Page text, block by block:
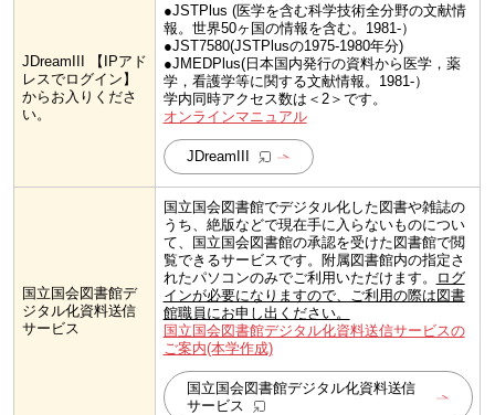
JDreamIII 【IPアド
レスでログイン】
からお入りくださ
い。
●JSTPlus (医学を含む科学技術全分野の文献情
報。世界50ヶ国の情報を含む。1981-）
●JST7580(JSTPlusの1975-1980年分)
●JMEDPlus(日本国内発行の資料から医学，薬
学，看護学等に関する文献情報。1981-）
学内同時アクセス数は＜2＞です。
オンラインマニュアル
JDreamIII
国立国会図書館デ
ジタル化資料送信
サービス
国立国会図書館でデジタル化した図書や雑誌の
うち、絶版などで現在手に入らないものについ
て、国立国会図書館の承認を受けた図書館で閲
覧できるサービスです。附属図書館内の指定さ
れたパソコンのみでご利用いただけます。
ログ
インが必要になりますので、ご利用の際は図書
館職員にお申し出ください。
国立国会図書館デジタル化資料送信サービスの
ご案内(本学作成)​
国立国会図書館デジタル化資料送信
サービス